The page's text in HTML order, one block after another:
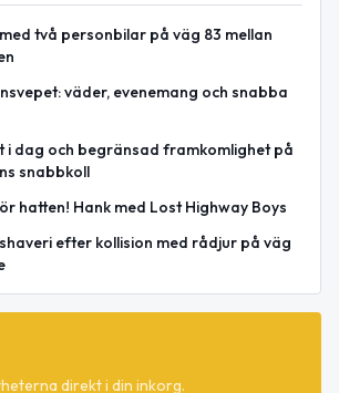
två personbilar på väg 83 mellan
väder, evenemang och snabba
i dag och begränsad framkomlighet på
snabbkoll
hatten! Hank med Lost Highway Boys
efter kollision med rådjur på väg
direkt i din inkorg.